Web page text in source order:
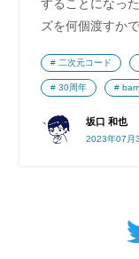
することになっ
ズを何個渡すか
坂口 和也
2023年07月
二次元コード
30周年